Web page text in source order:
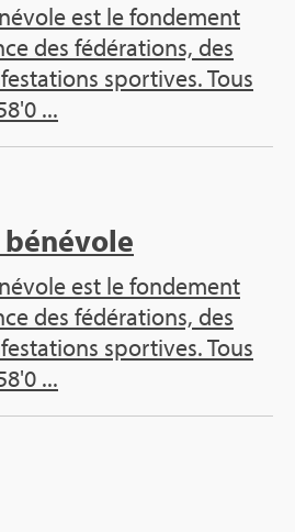
est le fondement
des fédérations, des
sportives. Tous
...
est le fondement
des fédérations, des
sportives. Tous
...